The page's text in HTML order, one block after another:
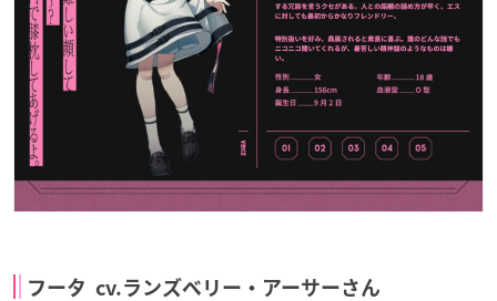
フータ cv.ランズベリー・アーサーさん